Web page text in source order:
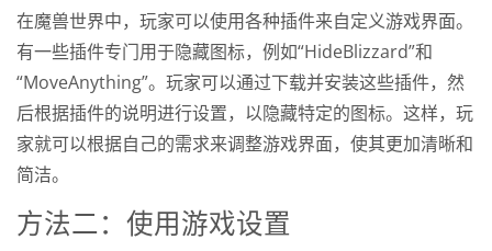
在魔兽世界中，玩家可以使用各种插件来自定义游戏界面。
有一些插件专门用于隐藏图标，例如“HideBlizzard”和
“MoveAnything”。玩家可以通过下载并安装这些插件，然
后根据插件的说明进行设置，以隐藏特定的图标。这样，玩
家就可以根据自己的需求来调整游戏界面，使其更加清晰和
简洁。
方法二：使用游戏设置